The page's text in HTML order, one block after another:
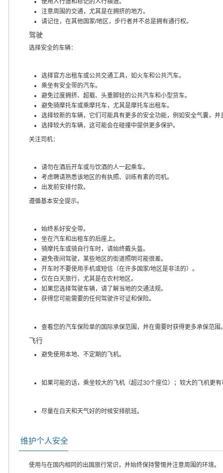
注意周围的交通，尤其是在拥挤的地方。
请记住，在其他国家/地区，步行者并不总是拥有通行权。
驾驶
选择安全的车辆：
选择官方出租车或公共交通工具，如火车和公共汽车。
乘坐有安全带的汽车。
避免过度拥挤、超载、头重脚轻的公共汽车和小型货车。
避免骑摩托车或乘摩托车，尤其是摩托车出租车。
选择较新的车辆，它们可能具有更多的安全功能，例如安全气囊，并
选择较大的车辆，这可能会在碰撞中提供更多保护。
关注司机：
请勿在酒后开车或与饮酒的人一起乘车。
考虑聘请熟悉该地区的有执照、训练有素的司机。
出发前安排付款。
遵循基本安全提示。
始终系好安全带。
坐在汽车和出租车的后座上。
骑摩托车或骑自行车时，请始终戴头盔。
避免夜间驾驶，某些地区的街道照明可能很差。
开车时不要使用手机或短信（在许多国家/地区是非法的）。
仅在白天旅行，尤其是在农村地区。
如果您选择驾驶车辆，请了解当地的交通法规。
获得您可能需要的任何驾驶许可证和保险。
查看您的汽车保险单的国际承保范围，并在需要时获得更多承保范围
飞行
避免使用本地、不定期的飞机。
如果可能的话，乘坐较大的飞机（超过30个座位）；较大的飞机更
尽量在白天和天气好的时候安排航班。
维护个人安全
使用与在国内相同的出国旅行常识，并始终保持警惕并注意周围的环境。